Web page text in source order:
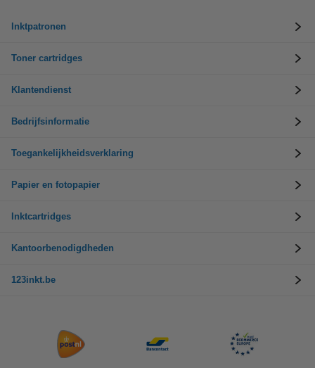
Inktpatronen
Toner cartridges
Klantendienst
Bedrijfsinformatie
Toegankelijkheidsverklaring
Papier en fotopapier
Inktcartridges
Kantoorbenodigdheden
123inkt.be